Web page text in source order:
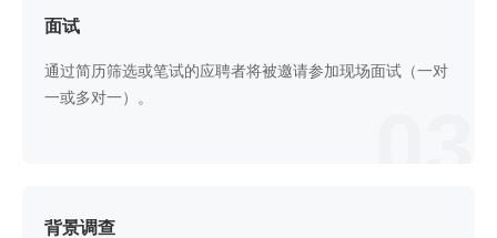
面试
通过简历筛选或笔试的应聘者将被邀请参加现场面试（一对
一或多对一）。
背景调查